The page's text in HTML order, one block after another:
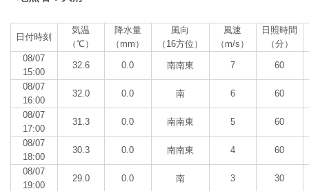
日付時刻
気温
（℃）
降水量
（mm）
風向
（16方位）
風速
（m/s）
日照時間
（分）
08/07
15:00
32.6 0.0 南南東 7 60
08/07
16:00
32.0 0.0 南 6 60
08/07
17:00
31.3 0.0 南南東 5 60
08/07
18:00
30.3 0.0 南南東 4 60
08/07
19:00
29.0 0.0 南 3 30